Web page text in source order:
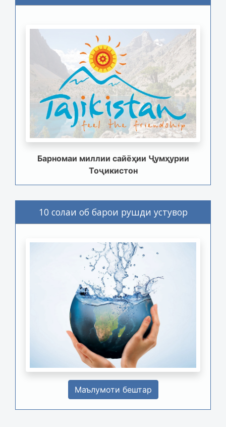
Барномаи миллии сайёҳии Ҷумҳурии
Тоҷикистон
10 солаи об барои рушди устувор
Маълумоти бештар